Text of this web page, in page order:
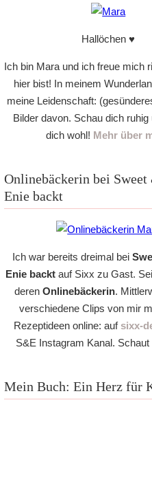
Hallöchen ♥
Ich bin Mara und ich freue mich
hier bist! In meinem
meine Leidenschaft:
Bilder davon. Schau dich ruhig
dich wohl! Mehr über
Onlinebäckerin bei Sweet
Enie backt
Ich war bereits dreimal bei
Enie backtauf Sixx zu Gast.
deren Onlinebäckerin.
verschiedene Clips von mir
Rezeptideen online: auf sixx-
S&E Instagram Kanal. Schaut
Mein Buch: Ein Herz für